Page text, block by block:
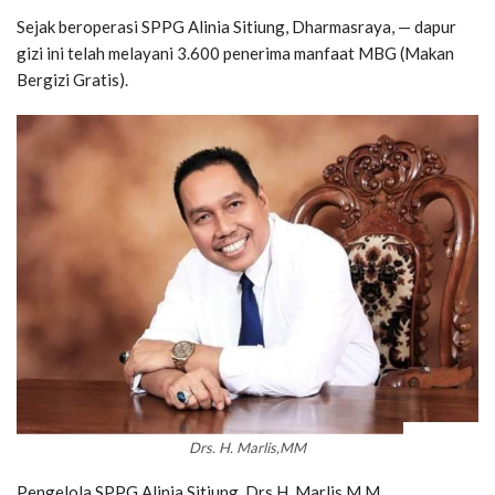
Sejak beroperasi SPPG Alinia Sitiung, Dharmasraya, — dapur
gizi ini telah melayani 3.600 penerima manfaat MBG (Makan
Bergizi Gratis).
Drs. H. Marlis,MM